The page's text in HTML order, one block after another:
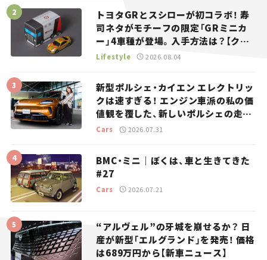
トヨタGRとスシローが初コラボ！ 寿
司ネタがモチーフの限定「GRミニカ
ー」4車種が登場。入手方法は？【クル
マとホビー】
Lifestyle 2026.08.04
新型ポルシェ・カイエン エレクトリッ
クは速すぎる！ エンジン車派の私の価
値観を覆した、新しいポルシェの走
り。
Cars 2026.07.31
BMC・ミニ｜ぼくは、車と生きてきた
#27
Cars 2026.07.21
“アルヴェル”の牙城を崩せるか？ 日
産が新型「エルグランド」を発売！ 価格
は689万円から【新車ニュース】